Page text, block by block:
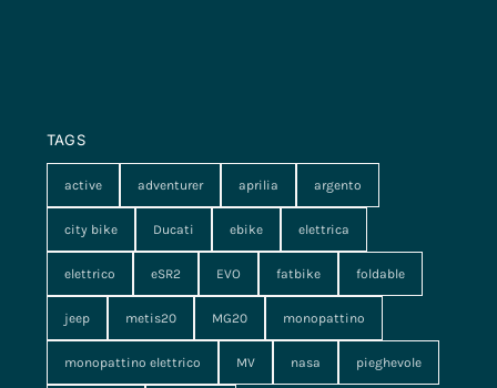
TAGS
active adventurer aprilia argento
city bike Ducati ebike elettrica
elettrico eSR2 EVO fatbike foldable
jeep metis20 MG20 monopattino
monopattino elettrico MV nasa pieghevole